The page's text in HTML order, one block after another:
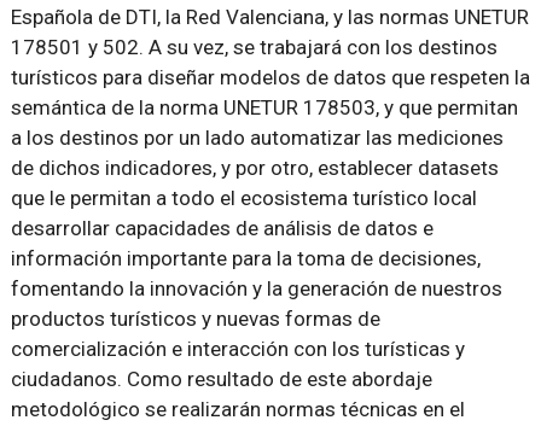
Española de DTI, la Red Valenciana, y las normas UNETUR
178501 y 502. A su vez, se trabajará con los destinos
turísticos para diseñar modelos de datos que respeten la
semántica de la norma UNETUR 178503, y que permitan
a los destinos por un lado automatizar las mediciones
de dichos indicadores, y por otro, establecer datasets
que le permitan a todo el ecosistema turístico local
desarrollar capacidades de análisis de datos e
información importante para la toma de decisiones,
fomentando la innovación y la generación de nuestros
productos turísticos y nuevas formas de
comercialización e interacción con los turísticas y
ciudadanos. Como resultado de este abordaje
metodológico se realizarán normas técnicas en el